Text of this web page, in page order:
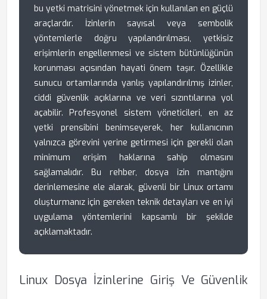
bu yetki matrisini yönetmek için kullanılan en güçlü
araçlardır. İzinlerin sayısal veya sembolik
yöntemlerle doğru yapılandırılması, yetkisiz
erişimlerin engellenmesi ve sistem bütünlüğünün
korunması açısından hayati önem taşır. Özellikle
sunucu ortamlarında yanlış yapılandırılmış izinler,
ciddi güvenlik açıklarına ve veri sızıntılarına yol
açabilir. Profesyonel sistem yöneticileri, en az
yetki prensibini benimseyerek, her kullanıcının
yalnızca görevini yerine getirmesi için gerekli olan
minimum erişim haklarına sahip olmasını
sağlamalıdır. Bu rehber, dosya izin mantığını
derinlemesine ele alarak, güvenli bir Linux ortamı
oluşturmanız için gereken teknik detayları ve en iyi
uygulama yöntemlerini kapsamlı bir şekilde
açıklamaktadır.
Linux Dosya İzinlerine Giriş Ve Güvenlik